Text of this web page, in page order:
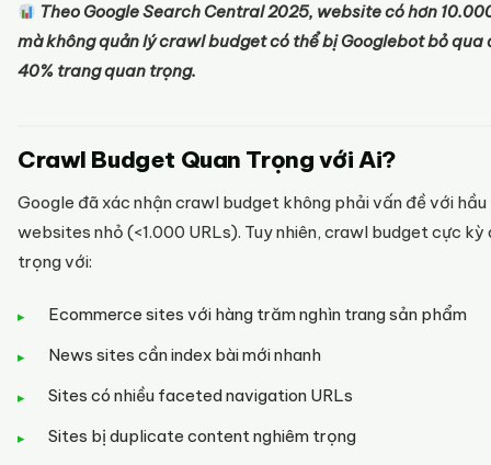
Theo Google Search Central 2025, website có hơn
mà không quản lý crawl budget có thể bị Googlebot bỏ qua
40% trang quan trọng.
Crawl Budget Quan Trọng với Ai?
Google đã xác nhận crawl budget không phải vấn đề với
websites nhỏ (<1.000 URLs). Tuy nhiên, crawl budget cực kỳ
trọng với:
Ecommerce sites với hàng trăm nghìn trang sản phẩm
News sites cần index bài mới nhanh
Sites có nhiều faceted navigation URLs
Sites bị duplicate content nghiêm trọng